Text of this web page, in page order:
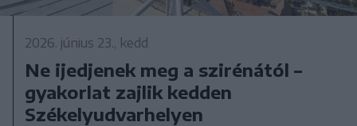
2026. június 23., kedd
Ne ijedjenek meg a szirénától –
gyakorlat zajlik kedden
Székelyudvarhelyen